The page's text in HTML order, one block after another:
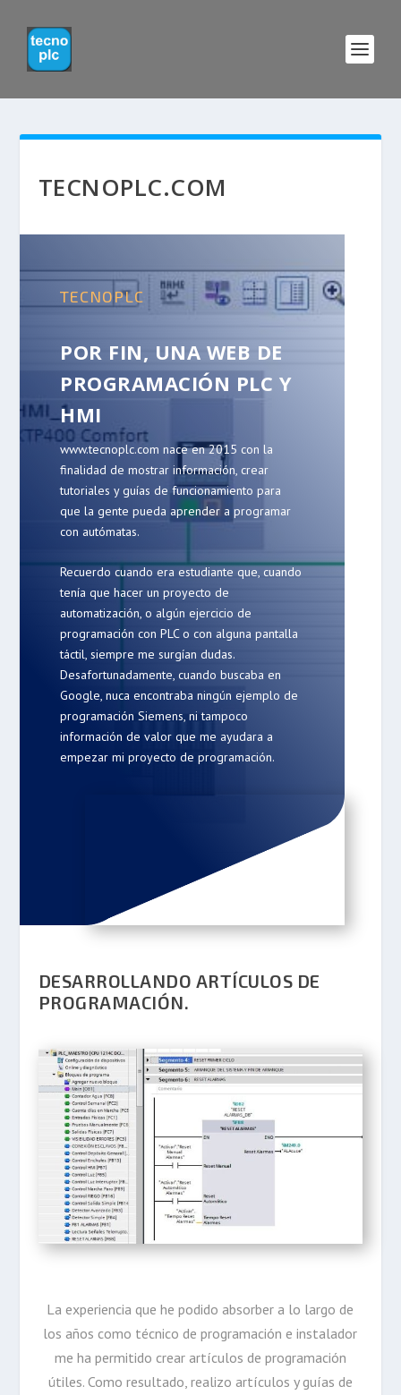
TECNOPLC.COM
TECNOPLC
POR FIN, UNA WEB DE
PROGRAMACIÓN PLC Y
HMI
www.tecnoplc.com nace en 2015 con la
finalidad de mostrar información, crear
tutoriales y guías de funcionamiento para
que la gente pueda aprender a programar
con autómatas.
Recuerdo cuando era estudiante que, cuando
tenía que hacer un proyecto de
automatización, o algún ejercicio de
programación con PLC o con alguna pantalla
táctil, siempre me surgían dudas.
Desafortunadamente, cuando buscaba en
Google, nuca encontraba ningún ejemplo de
programación Siemens, ni tampoco
información de valor que me ayudara a
empezar mi proyecto de programación.
DESARROLLANDO ARTÍCULOS DE
PROGRAMACIÓN.
La experiencia que he podido absorber a lo largo de
los años como técnico de programación e instalador
me ha permitido crear artículos de programación
útiles. Como resultado, realizo artículos y guías de